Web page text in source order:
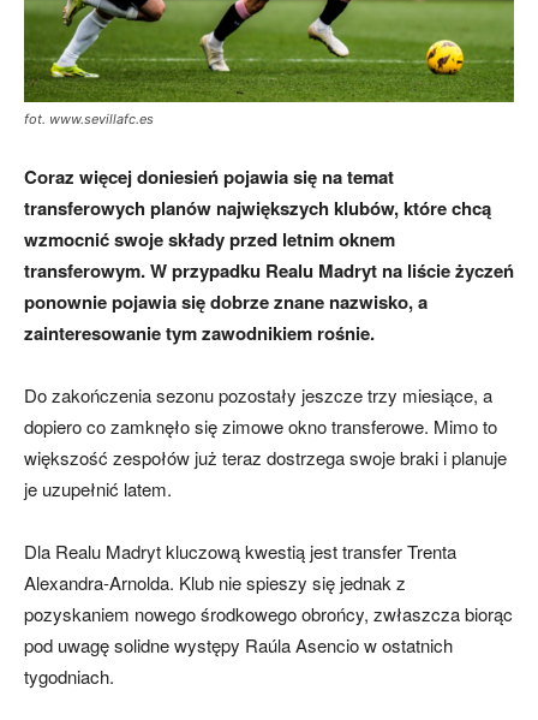
fot. www.sevillafc.es
Coraz więcej doniesień pojawia się na temat
transferowych planów największych klubów, które chcą
wzmocnić swoje składy przed letnim oknem
transferowym. W przypadku Realu Madryt na liście życzeń
ponownie pojawia się dobrze znane nazwisko, a
zainteresowanie tym zawodnikiem rośnie.
Do zakończenia sezonu pozostały jeszcze trzy miesiące, a
dopiero co zamknęło się zimowe okno transferowe. Mimo to
większość zespołów już teraz dostrzega swoje braki i planuje
je uzupełnić latem.
Dla Realu Madryt kluczową kwestią jest transfer Trenta
Alexandra-Arnolda. Klub nie spieszy się jednak z
pozyskaniem nowego środkowego obrońcy, zwłaszcza biorąc
pod uwagę solidne występy Raúla Asencio w ostatnich
tygodniach.